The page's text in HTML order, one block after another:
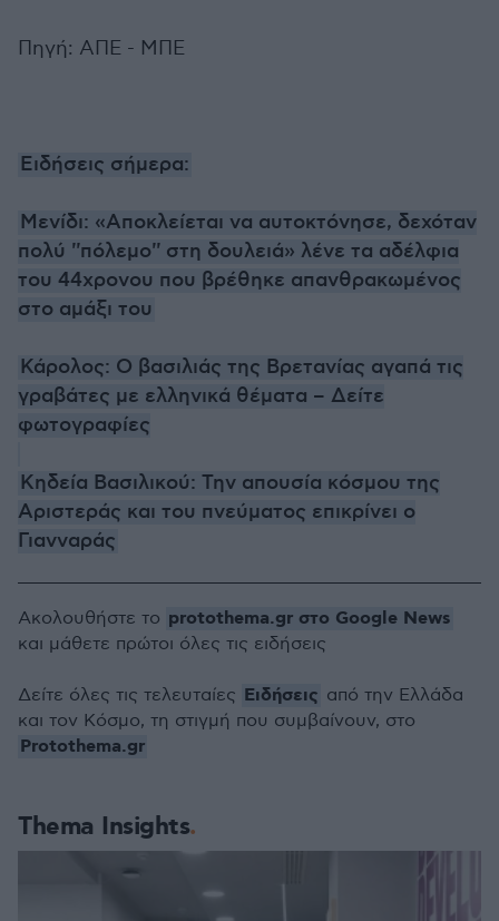
Πηγή: ΑΠΕ - ΜΠΕ
Ειδήσεις σήμερα:
Μενίδι: «Αποκλείεται να αυτοκτόνησε, δεχόταν
πολύ ''πόλεμο'' στη δουλειά» λένε τα αδέλφια
του 44χρονου που βρέθηκε απανθρακωμένος
στο αμάξι του
Κάρολος: Ο βασιλιάς της Βρετανίας αγαπά τις
γραβάτες με ελληνικά θέματα – Δείτε
φωτογραφίες
Κηδεία Βασιλικού: Την απουσία κόσμου της
Αριστεράς και του πνεύματος επικρίνει ο
Γιανναράς
Thema Insights
Ακολουθήστε το protothema.gr στο Google News
και μάθετε πρώτοι όλες τις ειδήσεις
Δείτε όλες τις τελευταίες Ειδήσεις από την Ελλάδα
και τον Κόσμο, τη στιγμή που συμβαίνουν, στο
Protothema.gr